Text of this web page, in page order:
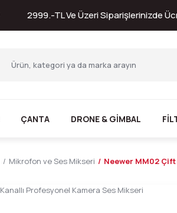
2999.-TL Ve Üzeri Siparişlerinizde
ÇANTA DRONE & GİMBAL
Mikrofon ve Ses Mikseri Neewer MM02